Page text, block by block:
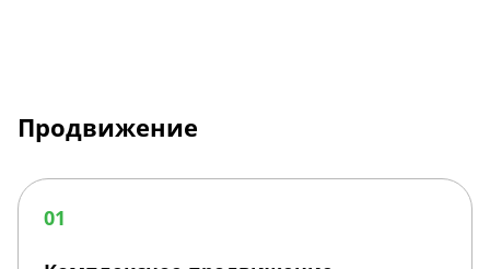
Продвижение
Комплексное
продвижение
01